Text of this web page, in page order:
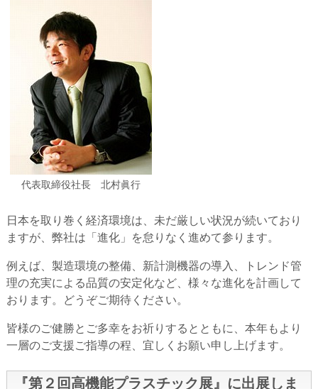
代表取締役社長 北村眞行
日本を取り巻く経済環境は、未だ厳しい状況が続いており
ますが、弊社は「進化」を怠りなく進めて参ります。
例えば、製造環境の整備、新計測機器の導入、トレンド管
理の充実による品質の安定化など、様々な進化を計画して
おります。どうぞご期待ください。
皆様のご健勝とご多幸をお祈りするとともに、本年もより
一層のご支援ご指導の程、宜しくお願い申し上げます。
『第２回高機能プラスチック展』に出展しま